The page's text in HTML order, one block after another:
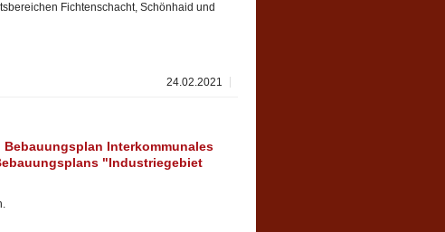
Fichtenschacht, Schönhaid und
24.02.2021
Interkommunales
"Industriegebiet